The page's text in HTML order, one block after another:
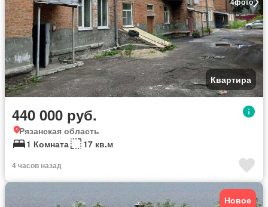
Квартира
440 000 руб.
Рязанская область
1 Комната
17 кв.м
4 часов назад
Новое